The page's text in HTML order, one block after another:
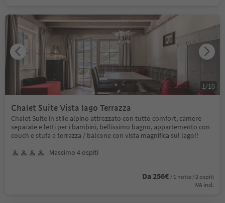
Chalet Suite Vista lago Terrazza
Chalet Suite in stile alpino attrezzato con tutto comfort, camere
separate e letti per i bambini, bellissimo bagno, appartemento con
couch e stufa e terrazza / balcone con vista magnifica sul lago!!
Massimo 4 ospiti
Da 256€ / 1 notte / 2 ospiti
IVA incl.
1/10